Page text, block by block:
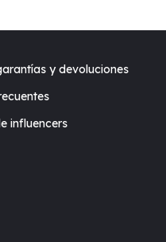
y devoluciones
influencers